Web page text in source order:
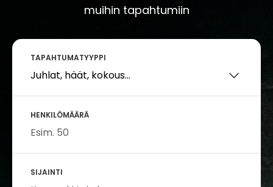
muihin tapahtumiin
TAPAHTUMATYYPPI
HENKILÖMÄÄRÄ
SIJAINTI